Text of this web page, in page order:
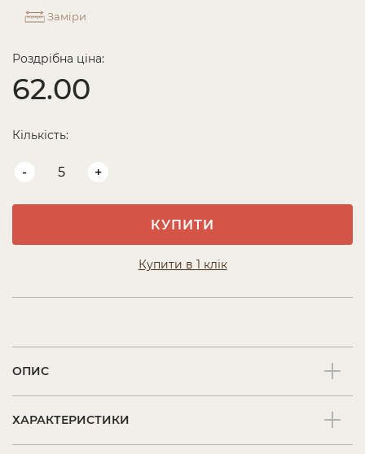
Заміри
Роздрібна ціна:
62.00
Кількість:
- +
КУПИТИ
Купити в 1 клік
ОПИС
ХАРАКТЕРИСТИКИ